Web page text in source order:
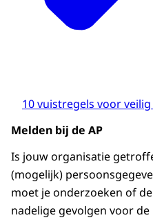
10 vuistregels voor
Melden bij de AP
Is jouw organisatie
(mogelijk)
moet je onderzoeken of
nadelige gevolgen voor